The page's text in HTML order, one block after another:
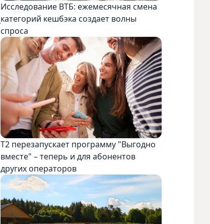
Исследование ВТБ: ежемесячная смена
категорий кешбэка создает волны
спроса
Т2 перезапускает программу "Выгодно
вместе" – теперь и для абонентов
других операторов